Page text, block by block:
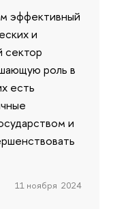
эффективный
и
сектор
роль в
есть
и
11 ноября 2024